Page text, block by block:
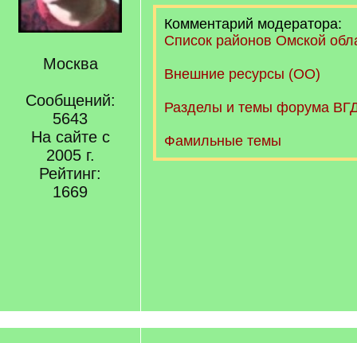
Москва
Сообщений:
5643
На сайте с
2005 г.
Рейтинг:
1669
Комментарий модератора:
Список районов Омской
Внешние ресурсы (ОО)
Разделы и темы форума
Фамильные темы